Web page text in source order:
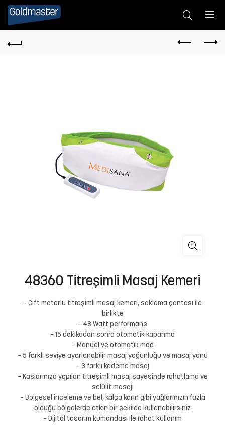
48360 Titreşimli Masaj Kemeri
– Çift motorlu titreşimli masaj kemeri, saklama çantası ile
birlikte
– 48 Watt performans
– 15 dakikadan sonra otomatik kapanma
– Manuel ve otomatik mod
– 5 farklı seviye ayarlanabilir masaj yoğunluğu ve masaj yönü
– 3 farklı kademe masaj
– Kaslarınıza yapılan titreşimli masaj sayesinde rahatlama ve
selülit masajı
– Bölgesel inceleme ve bel, kalça karın gibi yağlarınızın fazla
olduğu bölgelerde etkin bir şekilde kullanabilirsiniz
– Dijital tasarım kumandası ile rahat kullanım